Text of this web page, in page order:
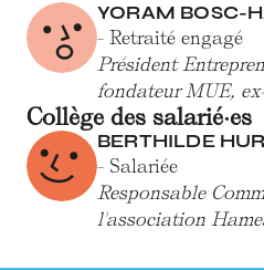
YORAM BOSC-
- Retraité engagé
Président
fondateur MUE,
Collège des salarié·es
BERTHILDE
- Salariée
Responsable
l'association